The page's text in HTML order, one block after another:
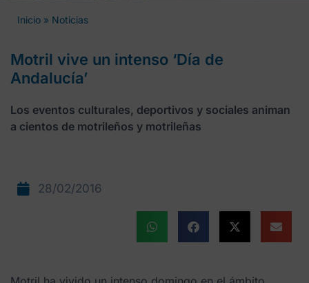
Inicio » Noticias
Motril vive un intenso ‘Día de
Andalucía’
Los eventos culturales, deportivos y sociales animan
a cientos de motrileños y motrileñas
28/02/2016